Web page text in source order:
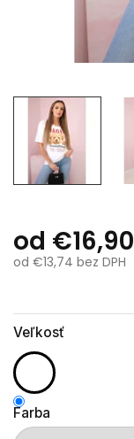
od €16,90
od €13,74 bez DPH
Veľkosť
Farba